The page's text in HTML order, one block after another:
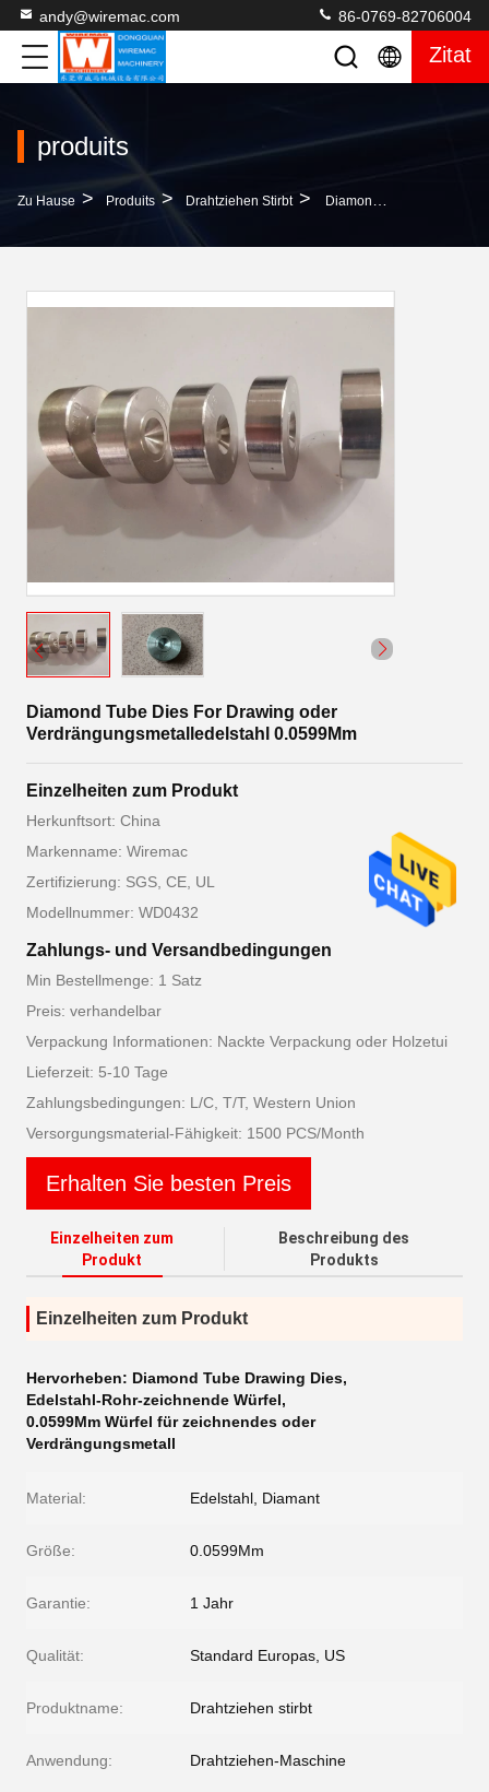
andy@wiremac.com 86-0769-82706004
Zitat
produits
Zu Hause > Produits > Drahtziehen Stirbt > Diamond Tube Dies For Drawing Oder Verdrängungsmetalledelstahl 0.0599Mm
Diamond Tube Dies For Drawing oder
Verdrängungsmetalledelstahl 0.0599Mm
Einzelheiten zum Produkt
Herkunftsort: China
Markenname: Wiremac
Zertifizierung: SGS, CE, UL
Modellnummer: WD0432
Zahlungs- und Versandbedingungen
Min Bestellmenge: 1 Satz
Preis: verhandelbar
Verpackung Informationen: Nackte Verpackung oder Holzetui
Lieferzeit: 5-10 Tage
Zahlungsbedingungen: L/C, T/T, Western Union
Versorgungsmaterial-Fähigkeit: 1500 PCS/Month
Erhalten Sie besten Preis
Einzelheiten zum
Produkt
Beschreibung des
Produkts
Einzelheiten zum Produkt
Hervorheben: Diamond Tube Drawing Dies,
Edelstahl-Rohr-zeichnende Würfel,
0.0599Mm Würfel für zeichnendes oder
Verdrängungsmetall
Material: Edelstahl, Diamant
Größe: 0.0599Mm
Garantie: 1 Jahr
Qualität: Standard Europas, US
Produktname: Drahtziehen stirbt
Anwendung: Drahtziehen-Maschine